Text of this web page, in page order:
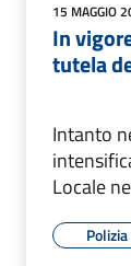
15 MAGGIO
In
tutela
Intanto
Locale
Polizia